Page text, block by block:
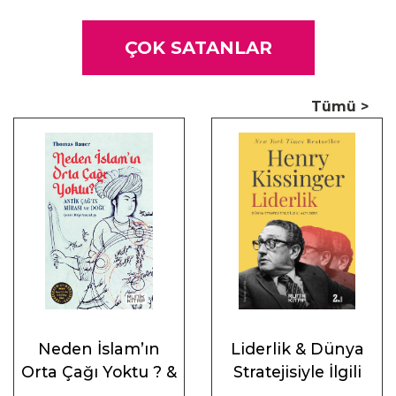
ÇOK SATANLAR
Tümü >
Neden İslam’ın
Orta Çağı Yoktu ? &
Liderlik & Dünya
Stratejisiyle İlgili